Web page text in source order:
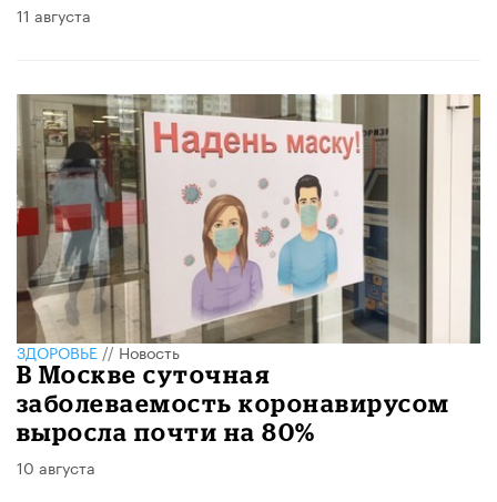
11 августа
ЗДОРОВЬЕ//Новость
В Москве суточная
заболеваемость коронавирусом
выросла почти на 80%
10 августа